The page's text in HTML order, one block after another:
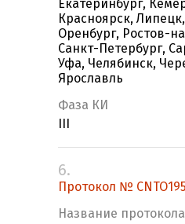
Екатеринбург,
Красноярск,
Оренбург, Ростов-
Санкт-Петербург,
Уфа, Челябинск,
Ярославль
Фаза КИ
6.
Протокол №
Название протокола